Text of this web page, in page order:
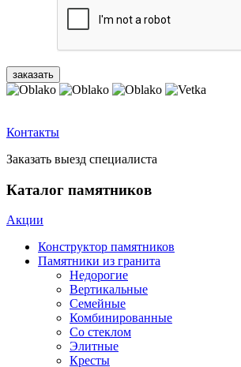
Контакты
Заказать выезд специалиста
Каталог памятников
Акции
Конструктор памятников
Памятники из гранита
Недорогие
Вертикальные
Семейные
Комбинированные
Со стеклом
Элитные
Кресты